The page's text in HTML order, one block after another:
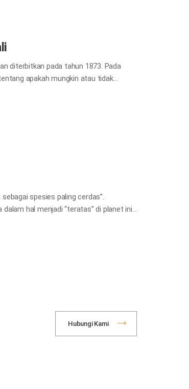
diterbitkan pada tahun 1873. Pada
apakah mungkin atau tidak
spesies paling cerdas”.
hal menjadi “teratas” di planet ini.
Hubungi Kami